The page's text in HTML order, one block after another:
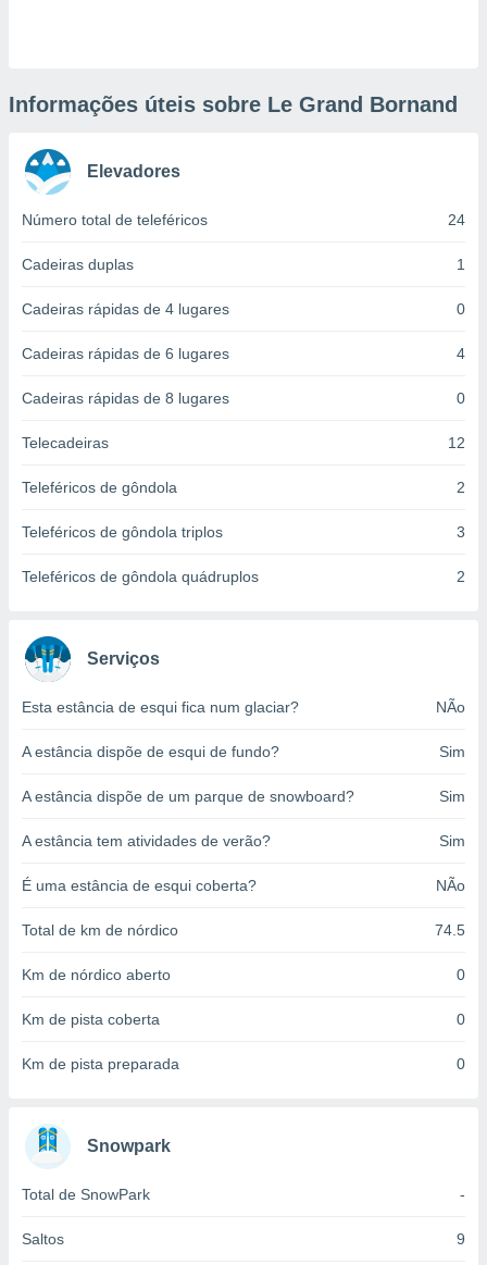
únicos
e
este sitio
de
seus
tal,
na
de
ou aceder
utilizar
medir
medir o
Informações úteis sobre Le Grand Bornand
Elevadores
Número total de teleféricos 24
Cadeiras duplas 1
Cadeiras rápidas de 4 lugares 0
Cadeiras rápidas de 6 lugares 4
Cadeiras rápidas de 8 lugares 0
Telecadeiras 12
Teleféricos de gôndola 2
Teleféricos de gôndola triplos 3
Teleféricos de gôndola quádruplos 2
Serviços
Esta estância de esqui fica num glaciar? NÃo
A estância dispõe de esqui de fundo? Sim
A estância dispõe de um parque de snowboard? Sim
A estância tem atividades de verão? Sim
É uma estância de esqui coberta? NÃo
Total de km de nórdico 74.5
Km de nórdico aberto 0
Km de pista coberta 0
Km de pista preparada 0
Snowpark
Total de SnowPark -
Saltos 9